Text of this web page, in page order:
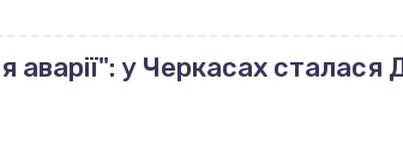
аварії": у Черкасах сталася